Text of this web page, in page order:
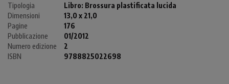
Tipologia
Libro: Brossura plastificata lucida
Dimensioni
13,0 x 21,0
Pagine
176
Pubblicazione
01/2012
Numero edizione
2
ISBN
9788825022698